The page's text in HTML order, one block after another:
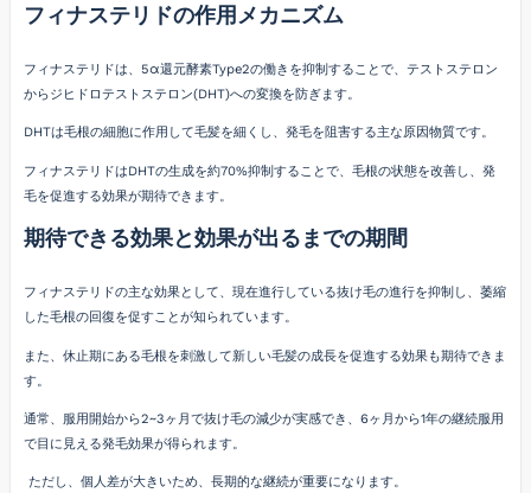
フィナステリドの作用メカニズム
フィナステリドは、5α還元酵素Type2の働きを抑制することで、テストステロン
からジヒドロテストステロン(DHT)への変換を防ぎます。
DHTは毛根の細胞に作用して毛髪を細くし、発毛を阻害する主な原因物質です。
フィナステリドはDHTの生成を約70%抑制することで、毛根の状態を改善し、発
毛を促進する効果が期待できます。
期待できる効果と効果が出るまでの期間
フィナステリドの主な効果として、現在進行している抜け毛の進行を抑制し、萎縮
した毛根の回復を促すことが知られています。
また、休止期にある毛根を刺激して新しい毛髪の成長を促進する効果も期待できま
す。
通常、服用開始から2~3ヶ月で抜け毛の減少が実感でき、6ヶ月から1年の継続服用
で目に見える発毛効果が得られます。
ただし、個人差が大きいため、長期的な継続が重要になります。